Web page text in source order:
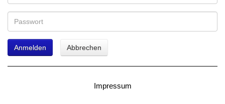
Anmelden Abbrechen
Impressum